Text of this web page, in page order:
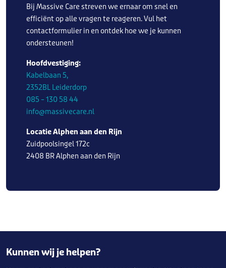
Bij Massive Care streven we ernaar om snel en
efficiënt op alle vragen te reageren. Vul het
contactformulier in en ontdek hoe we je kunnen
ondersteunen!
Hoofdvestiging:
Kabelbaan 5,
2352BL Leiderdorp
085 – 130 58 44
info@massivecare.nl
Locatie Alphen aan den Rijn
Zuidpoolsingel 172c
2408 BR Alphen aan den Rijn
Kunnen wij je helpen?